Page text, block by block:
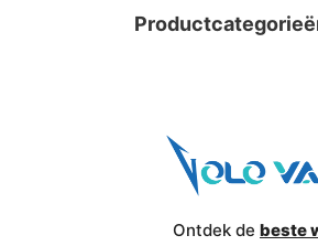
Ontdek de beste